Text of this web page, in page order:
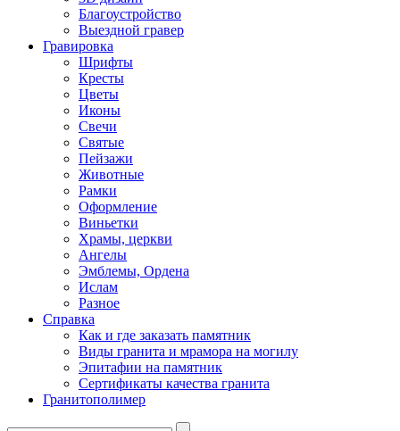
Благоустройство
Выездной гравер
Гравировка
Шрифты
Кресты
Цветы
Иконы
Свечи
Святые
Пейзажи
Животные
Рамки
Оформление
Виньетки
Храмы, церкви
Ангелы
Эмблемы, Ордена
Ислам
Разное
Справка
Как и где заказать памятник
Виды гранита и мрамора на могилу
Эпитафии на памятник
Сертификаты качества гранита
Гранитополимер